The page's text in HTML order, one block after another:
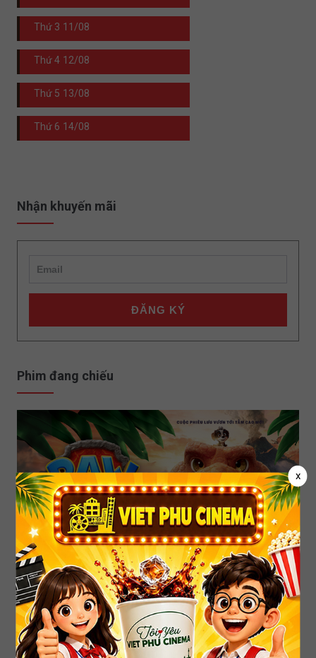
Thứ 3 11/08
Thứ 4 12/08
Thứ 5 13/08
Thứ 6 14/08
Nhận khuyến mãi
ĐĂNG KÝ
Phim đang chiếu
PAW PATROL: PHIM KHỦNG LONG
PAW PATROL: THE DINO MOVIE
x